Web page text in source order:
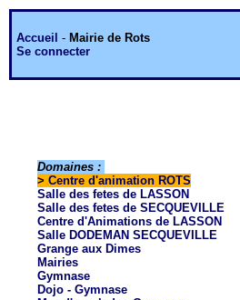
Accueil - Mairie de Rots
Se connecter
Domaines :
> Centre d'animation ROTS
Salle des fetes de LASSON
Salle des fetes de SECQUEVILLE
Centre d'Animations de LASSON
Salle DODEMAN SECQUEVILLE
Grange aux Dimes
Mairies
Gymnase
Dojo - Gymnase